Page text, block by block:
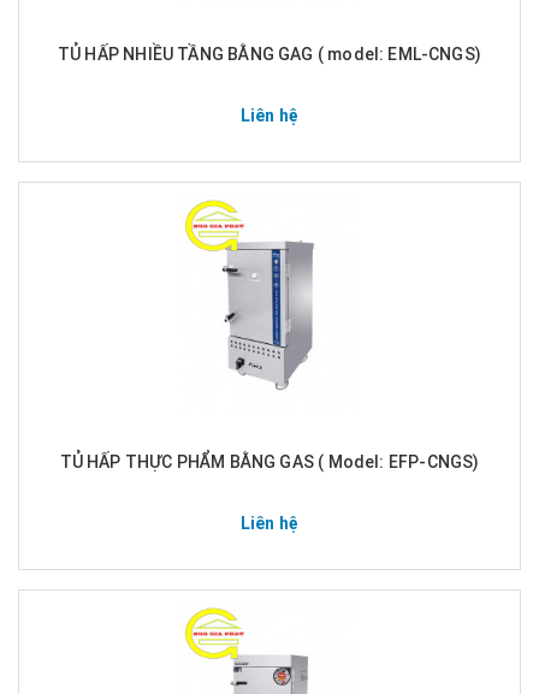
TỦ HẤP NHIỀU TẦNG BẰNG GAG ( model: EML-CNGS)
Liên hệ
TỦ HẤP THỰC PHẨM BẰNG GAS ( Model: EFP-CNGS)
Liên hệ